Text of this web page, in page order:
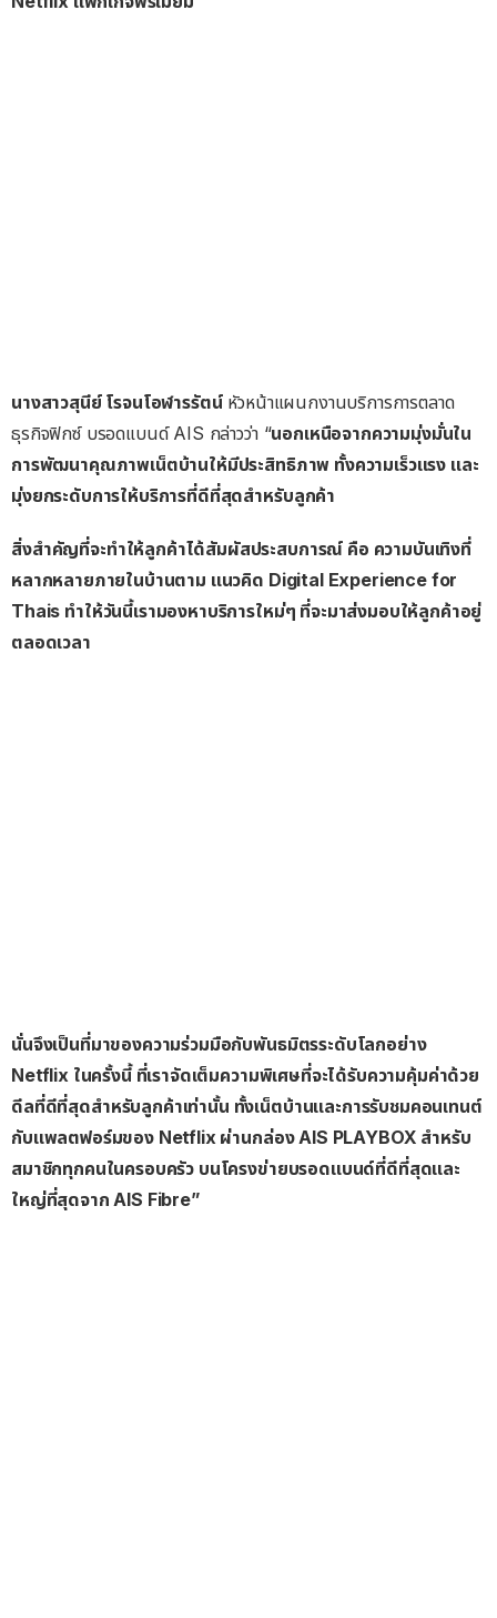
นางสาวสุนีย์ โรจนโอฬารรัตน์หัวหน้าแผนกงานบริการการตลาด
ธุรกิจฟิกซ์ บรอดแบนด์ AIS กล่าวว่า “นอกเหนือจากความมุ่งมั่นใน
การพัฒนาคุณภาพเน็ตบ้านให้มีประสิทธิภาพ ทั้งความเร็วแรง และ
มุ่งยกระดับการให้บริการที่ดีที่สุดสำหรับลูกค้า
สิ่งสำคัญที่จะทำให้ลูกค้าได้สัมผัสประสบการณ์ คือ ความบันเทิงที่
หลากหลายภายในบ้านตาม แนวคิด Digital Experience for
Thais ทำให้วันนี้เรามองหาบริการใหม่ๆ ที่จะมาส่งมอบให้ลูกค้าอยู่
ตลอดเวลา
นั่นจึงเป็นที่มาของความร่วมมือกับพันธมิตรระดับโลกอย่าง
Netflix ในครั้งนี้ ที่เราจัดเต็มความพิเศษที่จะได้รับความคุ้มค่าด้วย
ดีลที่ดีที่สุดสำหรับลูกค้าเท่านั้น ทั้งเน็ตบ้านและการรับชมคอนเทนต์
กับแพลตฟอร์มของ Netflix ผ่านกล่อง AIS PLAYBOX สำหรับ
สมาชิกทุกคนในครอบครัว บนโครงข่ายบรอดแบนด์ที่ดีที่สุดและ
ใหญ่ที่สุดจาก AIS Fibre”